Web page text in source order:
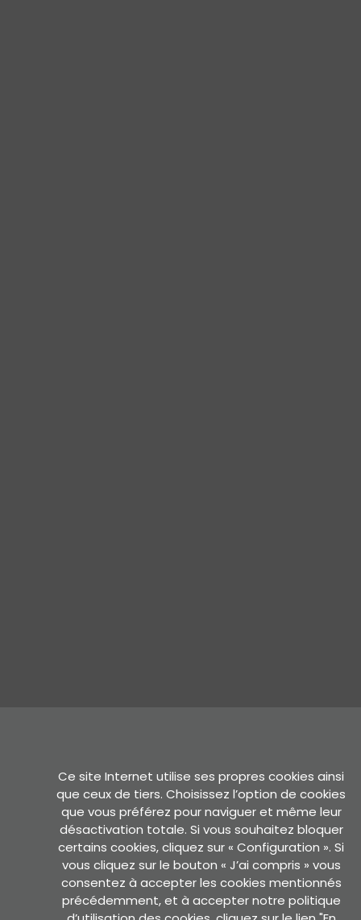
Ce site Internet utilise ses propres cookies ainsi
que ceux de tiers. Choisissez l’option de cookies
que vous préférez pour naviguer et même leur
désactivation totale. Si vous souhaitez bloquer
certains cookies, cliquez sur « Configuration ». Si
vous cliquez sur le bouton « J’ai compris » vous
consentez à accepter les cookies mentionnés
précédemment, et à accepter notre politique